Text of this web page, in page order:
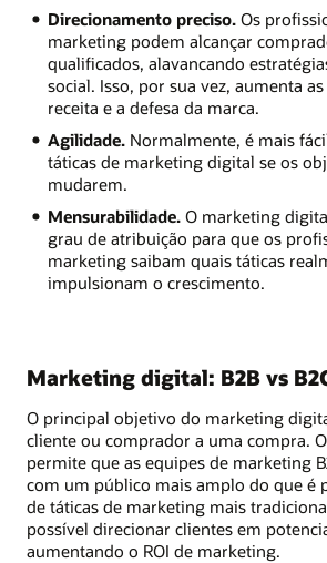
Direcionamento preciso.Os
marketing podem alcançar
qualificados, alavancando
social. Isso, por sua vez, aumenta
receita e a defesa da marca.
Agilidade.Normalmente, é mais
táticas de marketing digital se os
mudarem.
Mensurabilidade.O marketing
grau de atribuição para que os
marketing saibam quais táticas
impulsionam o crescimento.
Marketing digital: B2B vs
O principal objetivo do marketing
cliente ou comprador a uma compra.
permite que as equipes de marketing
com um público mais amplo do que é
de táticas de marketing mais
possível direcionar clientes em
aumentando o ROI de marketing.